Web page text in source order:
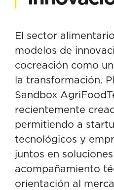
El sector
modelos de
cocreación como
la transformación.
Sandbox
recientemente
permitiendo a
tecnológicos y
juntos en
acompañamiento
orientación al